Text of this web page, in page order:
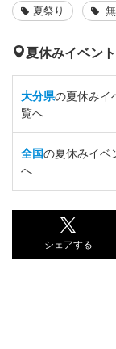
夏祭り
夏休みイベン
大分県の夏休みイ
覧へ
全国の夏休みイベ
へ
シェアする